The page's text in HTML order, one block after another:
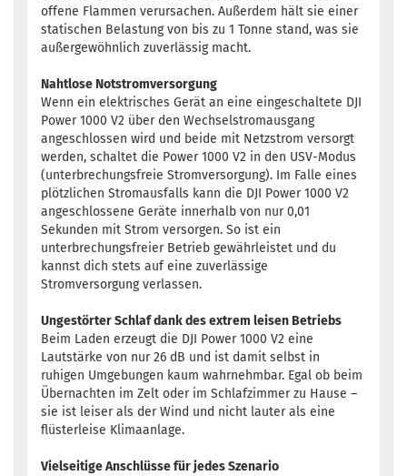
offene Flammen verursachen. Außerdem hält sie einer
statischen Belastung von bis zu 1 Tonne stand, was sie
außergewöhnlich zuverlässig macht.
Nahtlose Notstromversorgung
Wenn ein elektrisches Gerät an eine eingeschaltete DJI
Power 1000 V2 über den Wechselstromausgang
angeschlossen wird und beide mit Netzstrom versorgt
werden, schaltet die Power 1000 V2 in den USV-Modus
(unterbrechungsfreie Stromversorgung). Im Falle eines
plötzlichen Stromausfalls kann die DJI Power 1000 V2
angeschlossene Geräte innerhalb von nur 0,01
Sekunden mit Strom versorgen. So ist ein
unterbrechungsfreier Betrieb gewährleistet und du
kannst dich stets auf eine zuverlässige
Stromversorgung verlassen.
Ungestörter Schlaf dank des extrem leisen Betriebs
Beim Laden erzeugt die DJI Power 1000 V2 eine
Lautstärke von nur 26 dB und ist damit selbst in
ruhigen Umgebungen kaum wahrnehmbar. Egal ob beim
Übernachten im Zelt oder im Schlafzimmer zu Hause –
sie ist leiser als der Wind und nicht lauter als eine
flüsterleise Klimaanlage.
Vielseitige Anschlüsse für jedes Szenario